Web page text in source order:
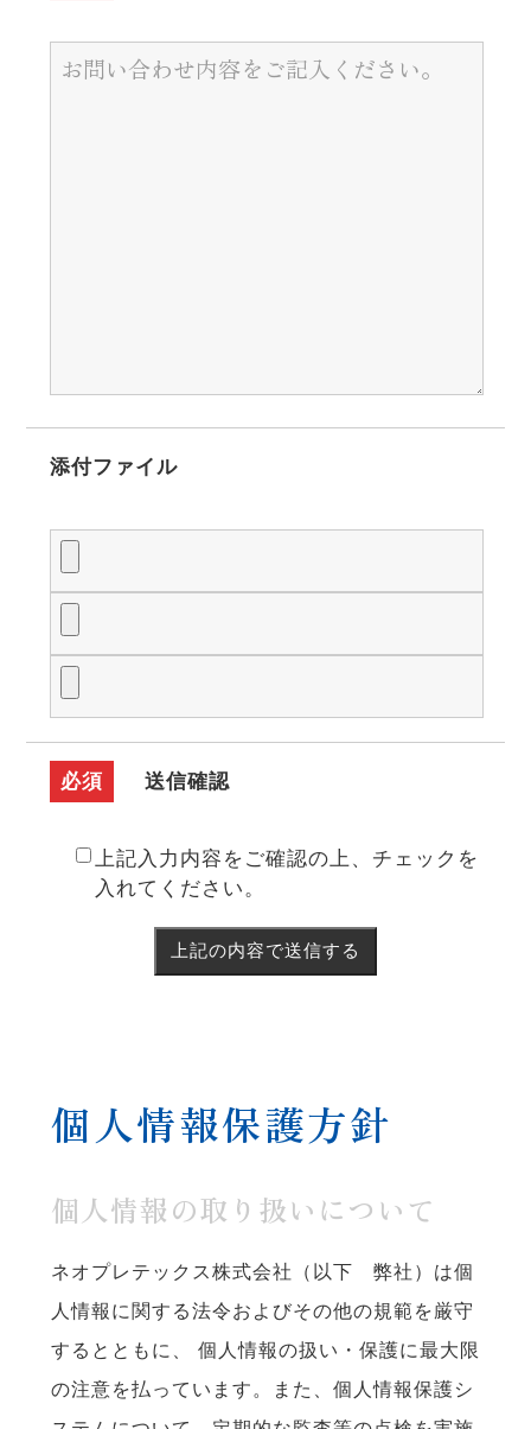
添付ファイル
必須 送信確認
上記入力内容をご確認の上、チェックを
入れてください。
個人情報保護方針
個人情報の取り扱いについて
ネオプレテックス株式会社（以下 弊社）は個
人情報に関する法令およびその他の規範を厳守
するとともに、 個人情報の扱い・保護に最大限
の注意を払っています。また、個人情報保護シ